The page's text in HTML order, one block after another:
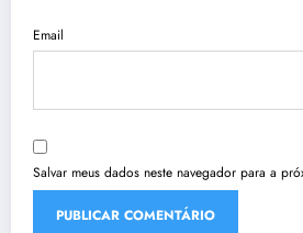
Email
Salvar meus dados neste navegador para a